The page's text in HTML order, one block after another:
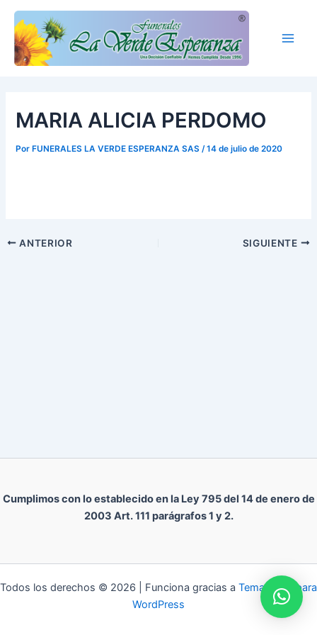
contenido
MARIA ALICIA PERDOMO
Por FUNERALES LA VERDE ESPERANZA SAS/14 de julio de 2020
ANTERIOR SIGUIENTE
Cumplimos con lo establecido en la Ley 795 del 14 de enero de
2003 Art. 111 parágrafos 1 y 2.
Todos los derechos © 2026 | Funciona gracias a Tema Astra para
WordPress